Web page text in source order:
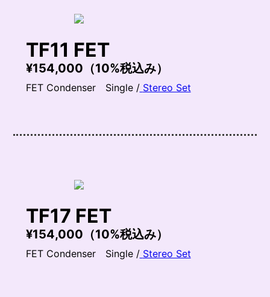
TF11 FET
¥154,000（10%税込み）
FET Condenser Single / Stereo Set
TF17 FET
¥154,000（10%税込み）
FET Condenser Single / Stereo Set